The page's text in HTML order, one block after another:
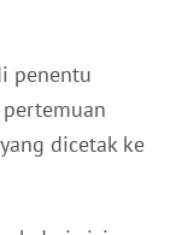
penentu
dicetak ke